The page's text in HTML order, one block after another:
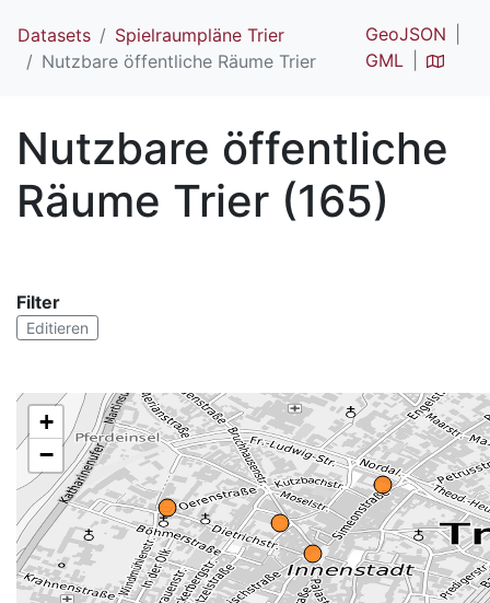
Datasets
Spielraumpläne Trier
Nutzbare öffentliche Räume Trier
GeoJSON
GML
Nutzbare öffentliche
Räume Trier (165)
Filter
Editieren
+
−